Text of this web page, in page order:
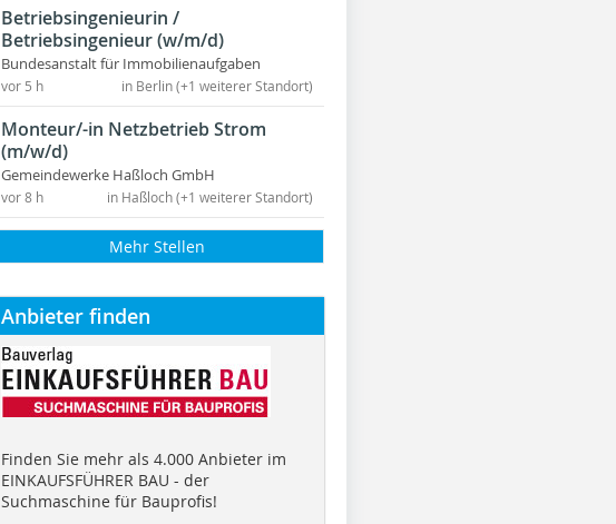
Betriebsingenieurin /
Betriebsingenieur (w/m/d)
Bundesanstalt für Immobilienaufgaben
in Berlin (+1 weiterer Standort)
vor 5 h
Monteur/-in Netzbetrieb Strom
(m/w/d)
Gemeindewerke Haßloch GmbH
in Haßloch (+1 weiterer Standort)
vor 8 h
Mehr Stellen
Anbieter finden
Finden Sie mehr als 4.000 Anbieter im
EINKAUFSFÜHRER BAU - der
Suchmaschine für Bauprofis!